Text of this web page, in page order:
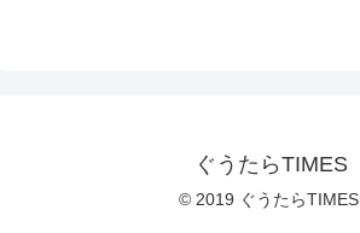
ぐうたらTIMES
© 2019 ぐうたらTIMES.